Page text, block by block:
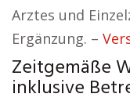
Arztes und
Ergänzung. –
Zeitgemäße
inklusive